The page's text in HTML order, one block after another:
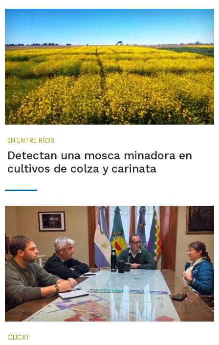
EN ENTRE RÍOS
Detectan una mosca minadora en
cultivos de colza y carinata
CLICK!